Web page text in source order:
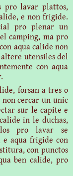
pro lavar plattos,
e non frigide.
pro plenar un
camping, ma pro
aqua calide non
utensiles del
con aqua
forsan a tres o
cercar un unic
sur le capite e
in le duchas,
pro lavar se
e aqua frigide con
con punctos
ben calide, pro